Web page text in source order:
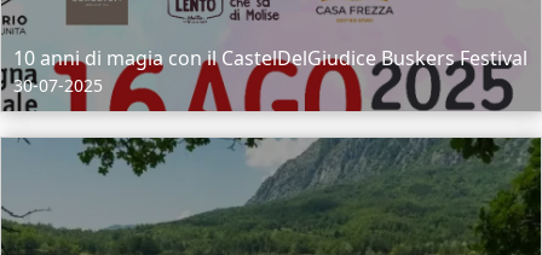
10 anni di magia con il CastelDelGiudice Buskers Festival
30-07-2025